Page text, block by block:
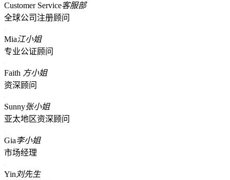
Customer Service客服部
全球公司注册顾问
Mia江小姐
专业公证顾问
Faith 方小姐
资深顾问
Sunny张小姐
亚太地区资深顾问
Gia李小姐
市场经理
Yin 刘先生